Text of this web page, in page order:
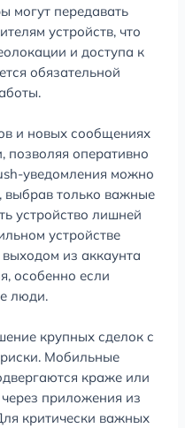
могут передавать
устройств, что
и доступа к
обязательной
и новых сообщениях
позволяя оперативно
уведомления можно
выбрав только важные
устройство лишней
устройстве
из аккаунта
особенно если
люди.
крупных сделок с
Мобильные
краже или
приложения из
критически важных